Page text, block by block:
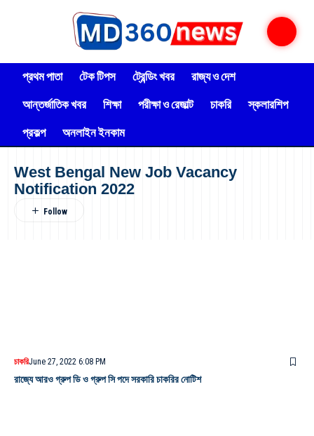
প্রথম পাতা টেক টিপস ট্রেন্ডিং খবর
রাজ্য ও দেশ
আন্তর্জাতিক খবর
শিক্ষা পরীক্ষা ও রেজাল্ট চাকরি
স্কলারশিপ
প্রকল্প
অনলাইন ইনকাম
West Bengal New Job Vacancy
Notification 2022
চাকরিJune 27, 2022 6:08 PM
রাজ্যে আরও গ্রুপ ডি ও গ্রুপ সি পদে সরকারি চাকরির নোটিশ